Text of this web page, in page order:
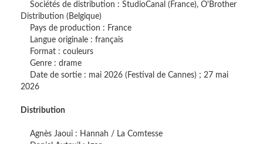
Sociétés de distribution : StudioCanal (France), O'Brother
Distribution (Belgique)
Pays de production : France
Langue originale : français
Format : couleurs
Genre : drame
Date de sortie : mai 2026 (Festival de Cannes) ; 27 mai
2026
Distribution
Agnès Jaoui : Hannah / La Comtesse